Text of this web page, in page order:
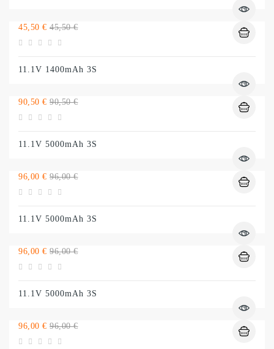
Preço
45,50 € Preço
normal
45,50 €
11.1V 1400mAh 3S
Preço
90,50 € Preço
normal
90,50 €
11.1V 5000mAh 3S
Preço
96,00 € Preço
normal
96,00 €
11.1V 5000mAh 3S
Preço
96,00 € Preço
normal
96,00 €
11.1V 5000mAh 3S
Preço
96,00 € Preço
normal
96,00 €